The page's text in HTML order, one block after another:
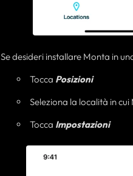
Se desideri installare Monta in
Tocca Posizioni
Seleziona la località in
Tocca Impostazioni